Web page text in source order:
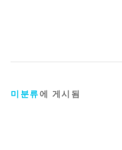
미분류에 게시됨